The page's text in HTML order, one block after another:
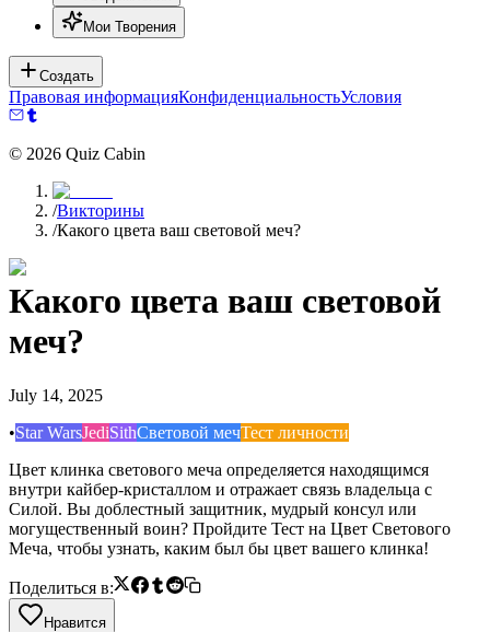
Мои Творения
Создать
Правовая информацияКонфиденциальностьУсловия
© 2026 Quiz Cabin
/Викторины
/Какого цвета ваш световой меч?
Какого цвета ваш световой
меч?
July 14, 2025
•Star WarsJediSithСветовой мечТест личности
Цвет клинка светового меча определяется находящимся
внутри кайбер-кристаллом и отражает связь владельца с
Силой. Вы доблестный защитник, мудрый консул или
могущественный воин? Пройдите Тест на Цвет Светового
Меча, чтобы узнать, каким был бы цвет вашего клинка!
Поделиться в:
Нравится